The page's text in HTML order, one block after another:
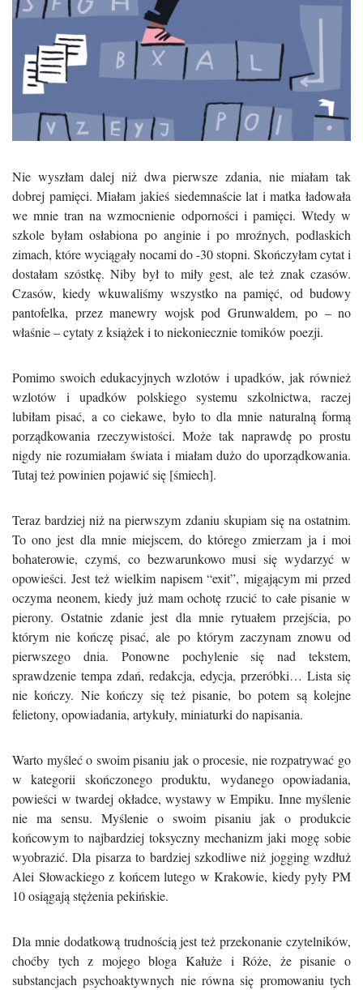
Nie wyszłam dalej niż dwa pierwsze zdania, nie miałam tak
dobrej pamięci. Miałam jakieś siedemnaście lat i matka ładowała
we mnie tran na wzmocnienie odporności i pamięci. Wtedy w
szkole byłam osłabiona po anginie i po mroźnych, podlaskich
zimach, które wyciągały nocami do -30 stopni. Skończyłam cytat i
dostałam szóstkę. Niby był to miły gest, ale też znak czasów.
Czasów, kiedy wkuwaliśmy wszystko na pamięć, od budowy
pantofelka, przez manewry wojsk pod Grunwaldem, po – no
właśnie – cytaty z książek i to niekoniecznie tomików poezji.
Pomimo swoich edukacyjnych wzlotów i upadków, jak również
wzlotów i upadków polskiego systemu szkolnictwa, raczej
lubiłam pisać, a co ciekawe, było to dla mnie naturalną formą
porządkowania rzeczywistości. Może tak naprawdę po prostu
nigdy nie rozumiałam świata i miałam dużo do uporządkowania.
Tutaj też powinien pojawić się [śmiech].
Teraz bardziej niż na pierwszym zdaniu skupiam się na ostatnim.
To ono jest dla mnie miejscem, do którego zmierzam ja i moi
bohaterowie, czymś, co bezwarunkowo musi się wydarzyć w
opowieści. Jest też wielkim napisem “exit”, migającym mi przed
oczyma neonem, kiedy już mam ochotę rzucić to całe pisanie w
pierony. Ostatnie zdanie jest dla mnie rytuałem przejścia, po
którym nie kończę pisać, ale po którym zaczynam znowu od
pierwszego dnia. Ponowne pochylenie się nad tekstem,
sprawdzenie tempa zdań, redakcja, edycja, przeróbki… Lista się
nie kończy. Nie kończy się też pisanie, bo potem są kolejne
felietony, opowiadania, artykuły, miniaturki do napisania.
Warto myśleć o swoim pisaniu jak o procesie, nie rozpatrywać go
w kategorii skończonego produktu, wydanego opowiadania,
powieści w twardej okładce, wystawy w Empiku. Inne myślenie
nie ma sensu. Myślenie o swoim pisaniu jak o produkcie
końcowym to najbardziej toksyczny mechanizm jaki mogę sobie
wyobrazić. Dla pisarza to bardziej szkodliwe niż jogging wzdłuż
Alei Słowackiego z końcem lutego w Krakowie, kiedy pyły PM
10 osiągają stężenia pekińskie.
Dla mnie dodatkową trudnością jest też przekonanie czytelników,
choćby tych z mojego bloga Kałuże i Róże, że pisanie o
substancjach psychoaktywnych nie równa się promowaniu tych